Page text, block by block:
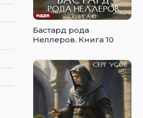
Бастард рода
Неллеров. Книга 10